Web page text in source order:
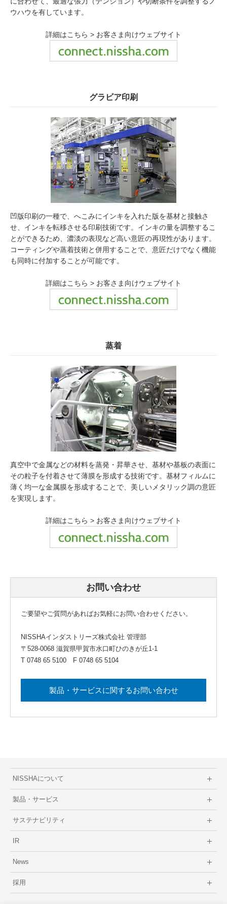
ウハウを有しています。
詳細はこちら > お客さま向けウェブサイト
グラビア印刷
凹版印刷の一種で、へこみにインキを入れた版を基材と接触さ
せ、インキを転移させる印刷技術です。インキの量を調整するこ
とができるため、濃淡の表現など高い意匠の再現性があります。
コーティングや蒸着技術と併用することで、意匠だけでなく機能
も同時に付加することが可能です。
詳細はこちら > お客さま向けウェブサイト
蒸着
真空中で金属などの材料を蒸発・昇華させ、基材や基板の表面に
その粒子を付着させて薄膜を形成する技術です。基材フィルムに
薄く均一な金属膜を形成することで、美しいメタリック調の意匠
を実現します。
詳細はこちら > お客さま向けウェブサイト
お問い合わせ
ご要望やご質問があればお気軽にお問い合わせください。
NISSHAインダストリーズ株式会社 管理部
〒528-0068 滋賀県甲賀市水口町ひのきが丘1-1
T 0748 65 5100 F 0748 65 5104
製品・サービスに関するお問い合わせ
NISSHAについて
製品・サービス
サステナビリティ
IR
News
採用